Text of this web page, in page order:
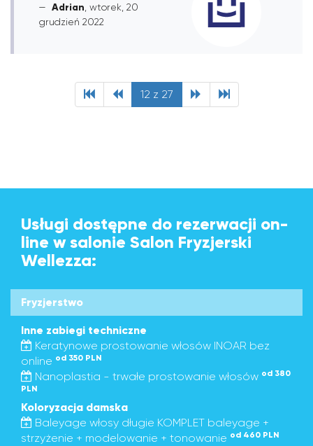
Adrian , wtorek, 20
grudzień 2022
12 z 27
Usługi dostępne do rezerwacji on-
line w salonie Salon Fryzjerski
Wellezza:
Fryzjerstwo
Inne zabiegi techniczne
Keratynowe prostowanie włosów INOAR bez
online od 350 PLN
Nanoplastia - trwałe prostowanie włosów od 380
PLN
Koloryzacja damska
Baleyage włosy długie KOMPLET baleyage +
strzyżenie + modelowanie + tonowanie od 460 PLN